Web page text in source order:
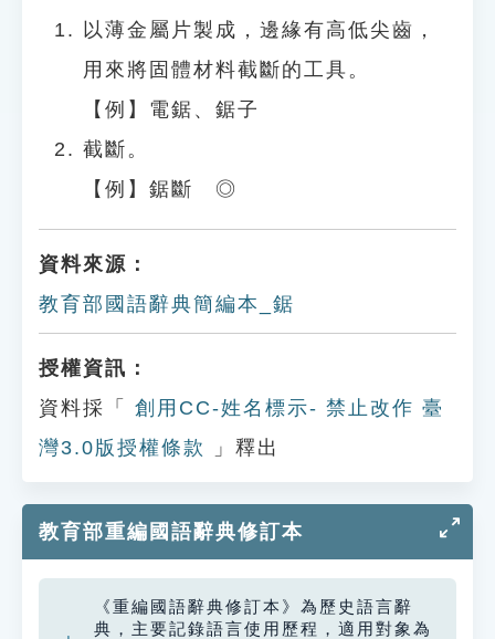
以薄金屬片製成，邊緣有高低尖齒，
用來將固體材料截斷的工具。
【例】電鋸、鋸子
截斷。
【例】鋸斷 ◎
資料來源：
教育部國語辭典簡編本_鋸
授權資訊：
資料採「
創用CC-姓名標示- 禁止改作 臺
灣3.0版授權條款
」釋出
教育部重編國語辭典修訂本
《重編國語辭典修訂本》為歷史語言辭
典，主要記錄語言使用歷程，適用對象為